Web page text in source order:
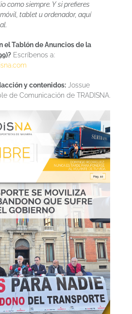
como siempre. Y si prefieres
tablet u ordenador, aquí
el Tablón de Anuncios de la
Escríbenos a:
y contenidos:Jossue
de Comunicación de TRADISNA.